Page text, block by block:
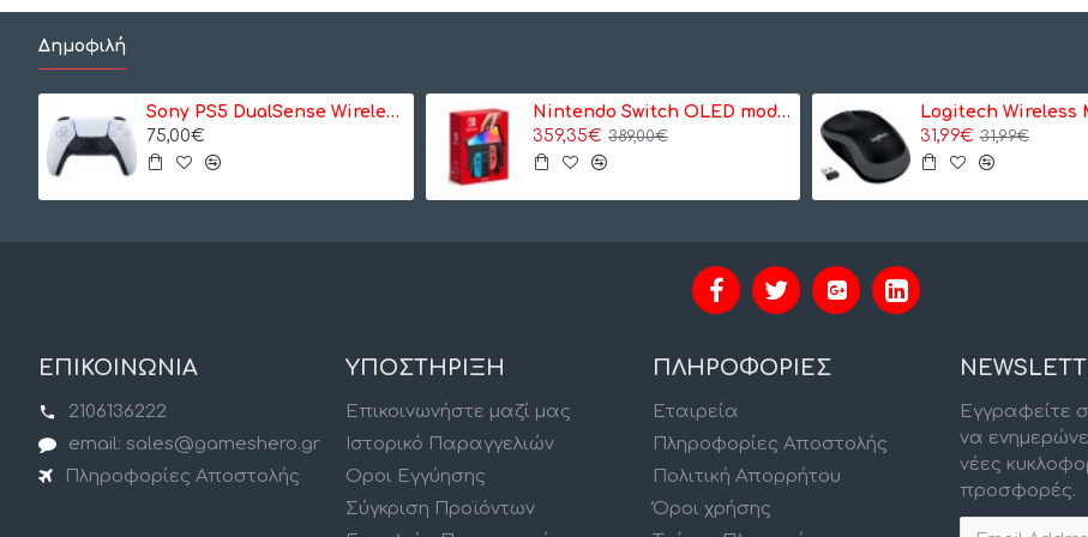
Δημοφιλή
Sony PS5 DualSense Wireless Controller- Ασύρματο Χειριστήριο - Λευκό
75,00€
Nintendo Switch OLED model Neon Red/Neon Blue - Κονσόλα Nintendo
359,35€ 389,00€
31,99€ 31,99€
ΕΠΙΚΟΙΝΩΝΙΑ
2106136222
email: sales@gameshero.gr
Πληροφορίες Αποστολής
ΥΠΟΣΤΗΡΙΞΗ
Επικοινωνήστε μαζί μας
Ιστορικό Παραγγελιών
Οροι Εγγύησης
Σύγκριση Προϊόντων
ΠΛΗΡΟΦΟΡΙΕΣ
Εταιρεία
Πληροφορίες Αποστολής
Πολιτική Απορρήτου
Όροι χρήσης
Εγγραφείτε
να
νέες
προσφορές.